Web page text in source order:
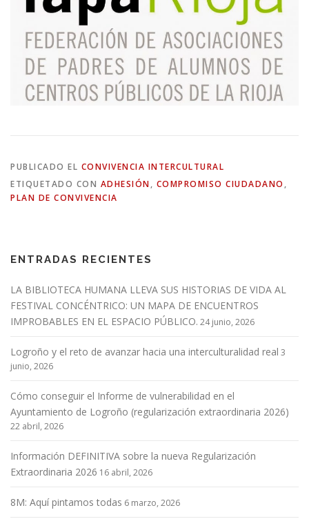
PUBLICADO EL CONVIVENCIA INTERCULTURAL
ETIQUETADO CON ADHESIÓN, COMPROMISO CIUDADANO ,
PLAN DE CONVIVENCIA
ENTRADAS RECIENTES
LA BIBLIOTECA HUMANA LLEVA SUS HISTORIAS DE VIDA AL
FESTIVAL CONCÉNTRICO: UN MAPA DE ENCUENTROS
IMPROBABLES EN EL ESPACIO PÚBLICO. 24 junio, 2026
Logroño y el reto de avanzar hacia una interculturalidad real 3
junio, 2026
Cómo conseguir el Informe de vulnerabilidad en el
Ayuntamiento de Logroño (regularización extraordinaria 2026)
22 abril, 2026
Información DEFINITIVA sobre la nueva Regularización
Extraordinaria 2026 16 abril, 2026
8M: Aquí pintamos todas 6 marzo, 2026